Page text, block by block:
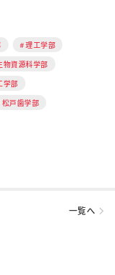
理工学部
物資源科学部
学部
松戸歯学部
一覧へ